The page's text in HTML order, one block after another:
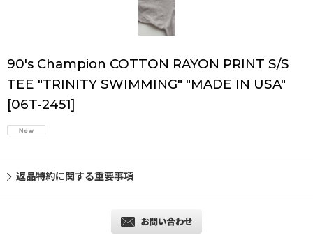
90's Champion COTTON RAYON PRINT S/S
TEE "TRINITY SWIMMING" "MADE IN USA"
[06T-2451]
返品特約に関する重要事項